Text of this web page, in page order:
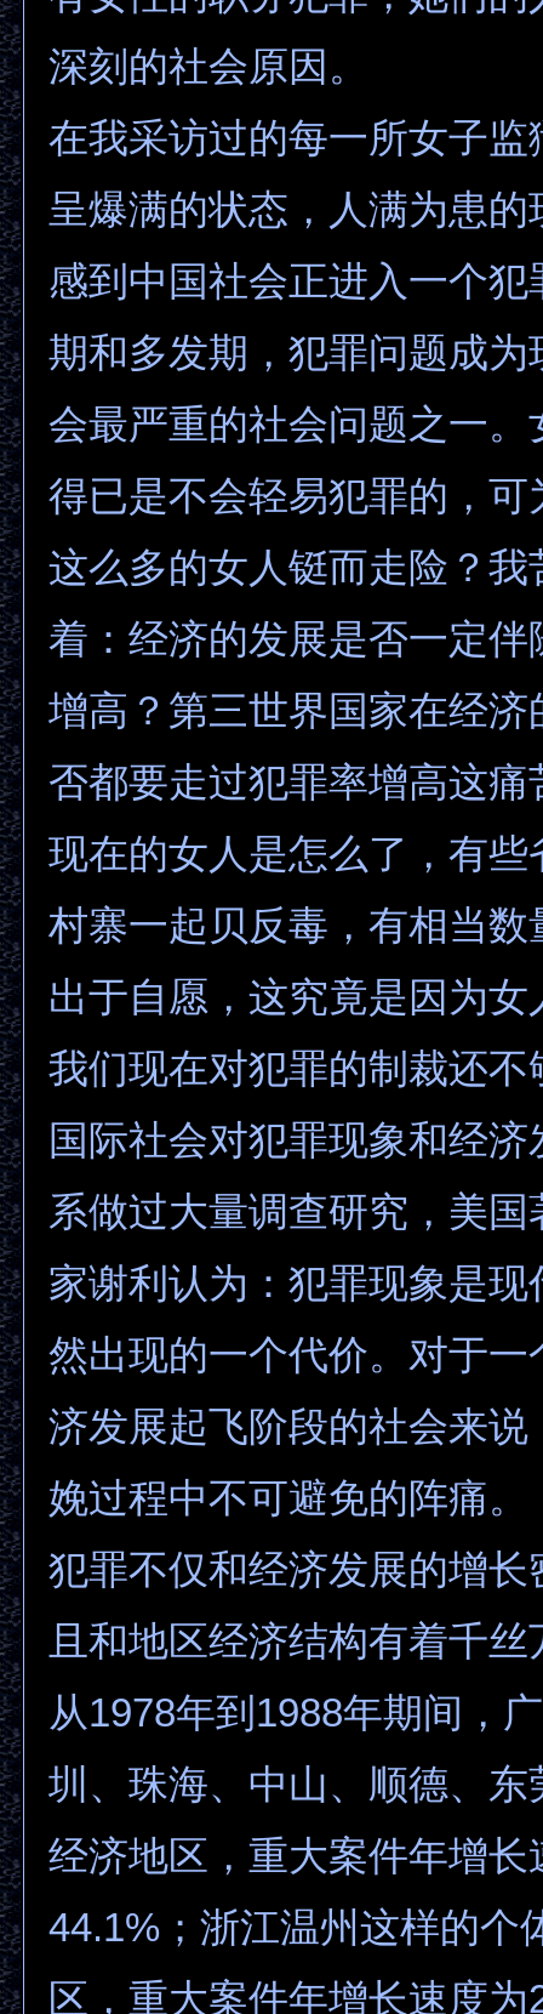
深刻的社会原因。
在我采访过的每一所女子监
呈爆满的状态，人满为患的
感到中国社会正进入一个犯
期和多发期，犯罪问题成为
会最严重的社会问题之一。
得已是不会轻易犯罪的，可
这么多的女人铤而走险？我
着：经济的发展是否一定伴
增高？第三世界国家在经济
否都要走过犯罪率增高这痛
现在的女人是怎么了，有些
村寨一起贝反毒，有相当数
出于自愿，这究竟是因为女
我们现在对犯罪的制裁还不
国际社会对犯罪现象和经
系做过大量调查研究，美
家谢利认为：犯罪现象是现
然出现的一个代价。对于一
济发展起飞阶段的社会来说
娩过程中不可避免的阵痛。
犯罪不仅和经济发展的增长
且和地区经济结构有着千
从1978年到1988年期间，
圳、珠海、中山、顺德、东
经济地区，重大案件年增长
44.1%；浙江温州这样的个
区，重大案件年增长速度为